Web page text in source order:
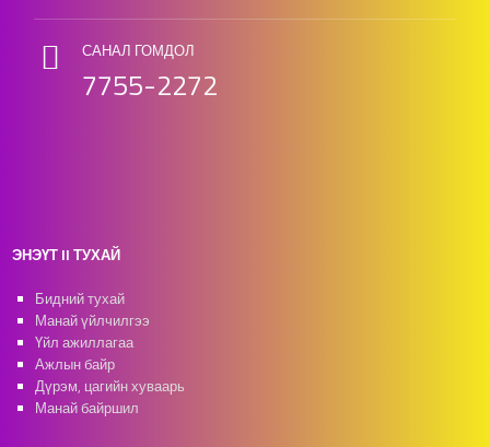
САНАЛ ГОМДОЛ
7755-2272
ЭНЭҮТ II ТУХАЙ
Бидний тухай
Манай үйлчилгээ
Үйл ажиллагаа
Ажлын байр
Дүрэм, цагийн хуваарь
Манай байршил